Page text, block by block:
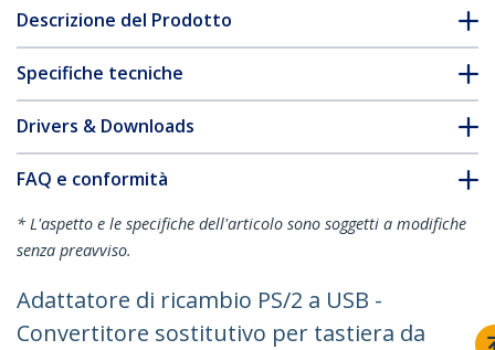
Descrizione del Prodotto
Specifiche tecniche
Drivers & Downloads
FAQ e conformità
* L'aspetto e le specifiche dell'articolo sono soggetti a modifiche
senza preavviso.
Adattatore di ricambio PS/2 a USB -
Convertitore sostitutivo per tastiera da